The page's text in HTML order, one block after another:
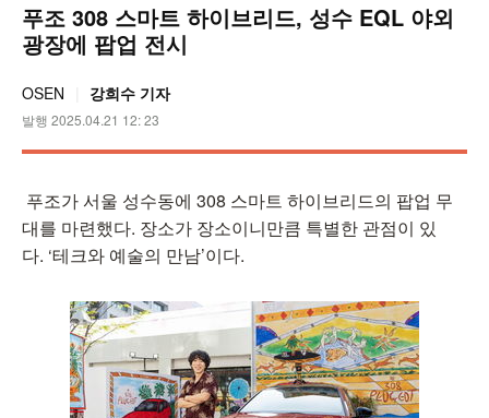
푸조 308 스마트 하이브리드, 성수 EQL 야외
광장에 팝업 전시
OSEN 강희수 기자
발행 2025.04.21 12: 23
푸조가 서울 성수동에 308 스마트 하이브리드의 팝업 무
대를 마련했다. 장소가 장소이니만큼 특별한 관점이 있
다. ‘테크와 예술의 만남’이다.